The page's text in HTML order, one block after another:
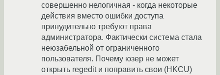
совершенно нелогичная - когда некоторые
действия вместо ошибки доступа
принудительно требуют права
администратора. Фактически система стала
неюзабельной от ограниченного
пользователя. Почему юзер не может
открыть regedit и поправить свои (HKCU)